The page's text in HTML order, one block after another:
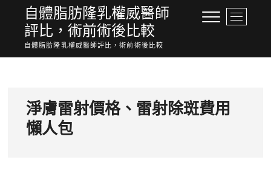
content
自體脂肪隆乳權威醫師
評比，術前術後比較
自體脂肪隆乳權威醫師評比，術前術後比較
M
e
u
淨膚雷射價格、雷射除斑費用
懶人包